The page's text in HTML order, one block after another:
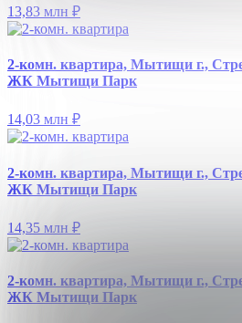
13,83 млн ₽
2-комн. квартира, Мытищи г.,
ЖК Мытищи Парк
14,03 млн ₽
2-комн. квартира, Мытищи г.,
ЖК Мытищи Парк
14,35 млн ₽
2-комн. квартира, Мытищи г.,
ЖК Мытищи Парк